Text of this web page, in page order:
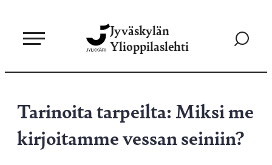
sisältöön
Jyväskylän
Ylioppilaslehti
Siirry
Tarinoita tarpeilta: Miksi me
kirjoitamme vessan seiniin?